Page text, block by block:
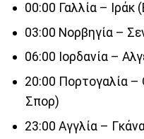
00:00 Γαλλία – Ιράκ
03:00 Νορβηγία –
06:00 Ιορδανία –
20:00 Πορτογαλία –
Σπορ)
23:00 Αγγλία –